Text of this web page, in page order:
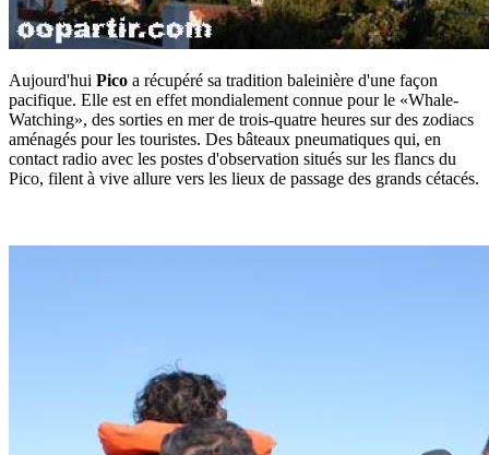
Aujourd'hui Pico a récupéré sa tradition baleinière d'une façon
pacifique. Elle est en effet mondialement connue pour le «Whale-
Watching», des sorties en mer de trois-quatre heures sur des zodiacs
aménagés pour les touristes. Des bâteaux pneumatiques qui, en
contact radio avec les postes d'observation situés sur les flancs du
Pico, filent à vive allure vers les lieux de passage des grands cétacés.